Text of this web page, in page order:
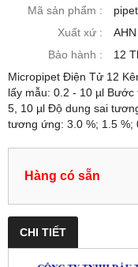
Mã sản phẩm :
Xuất xứ :
Bảo hành :
12
Micropipet Điện Tử 12
lấy mẫu: 0.2 - 10 µl
5, 10 µl Độ dung sai
tương ứng: 3.0 %; 1.5 %;
Hàng có sẵn
CHI TIẾT